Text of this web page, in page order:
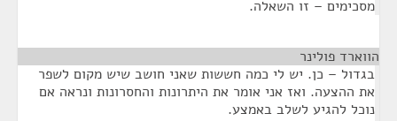
מסכימים – זו השאלה.
הווארד פולינר
בגדול – כן. יש לי כמה חששות שאני חושב שיש מקום לשפר
את ההצעה. ואז אני אומר את היתרונות והחסרונות ונראה אם
נוכל להגיע לשלב באמצע.